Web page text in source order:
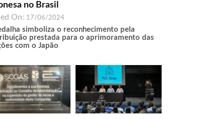
no Brasil
On: 17/06/2024
simboliza o reconhecimento pela
prestada para o aprimoramento das
com o Japão